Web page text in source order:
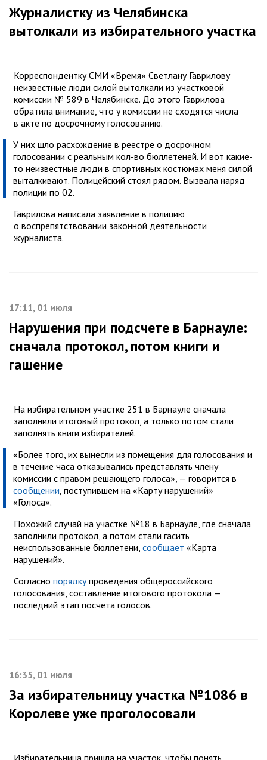
Журналистку из Челябинска
вытолкали из избирательного участка
Корреспондентку СМИ «Время» Светлану Гаврилову
неизвестные люди силой вытолкали из участковой
комиссии № 589 в Челябинске. До этого Гаврилова
обратила внимание, что у комиссии не сходятся числа
в акте по досрочному голосованию.
У них шло расхождение в реестре о досрочном
голосовании с реальным кол-во бюллетеней. И вот какие-
то неизвестные люди в спортивных костюмах меня силой
выталкивают. Полицейский стоял рядом. Вызвала наряд
полиции по 02.
Гаврилова написала заявление в полицию
о воспрепятствовании законной деятельности
журналиста.
17:11, 01 июля
Нарушения при подсчете в Барнауле:
сначала протокол, потом книги и
гашение
На избирательном участке 251 в Барнауле сначала
заполнили итоговый протокол, а только потом стали
заполнять книги избирателей.
«Более того, их вынесли из помещения для голосования и
в течение часа отказывались представлять члену
комиссии с правом решающего голоса», — говорится в
сообщении , поступившем на «Карту нарушений»
«Голоса».
Похожий случай на участке №18 в Барнауле, где сначала
заполнили протокол, а потом стали гасить
неиспользованные бюллетени, сообщает «Карта
нарушений».
Согласно порядкупроведения общероссийского
голосования, составление итогового протокола —
последний этап посчета голосов.
16:35, 01 июля
За избирательницу участка №1086 в
Королеве уже проголосовали
Избирательница пришла на участок, чтобы понять